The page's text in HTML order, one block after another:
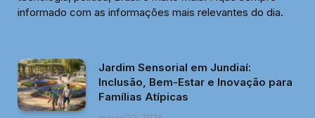
Nenhum comentário
3 Mins de leitura